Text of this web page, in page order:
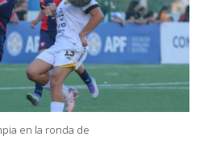
en la ronda de